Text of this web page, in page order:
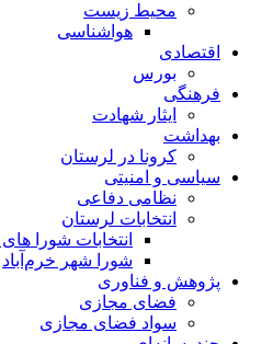
محیط زیست
هواشناسی
اقتصادی
بورس
فرهنگی
ایثار شهادت
بهداشت
کرونا در لرستان
سیاسی و امنیتی
نظامی دفاعی
انتخابات لرستان
انتخابات شورا
شورا شهر خرم‌آباد
پژوهش و فناوری
فضای مجازی
سواد فضای مجازی